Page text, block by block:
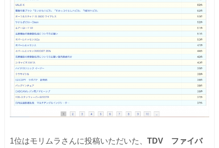
1位はモリムラさんに投稿いただいた、 TDV ファイバ